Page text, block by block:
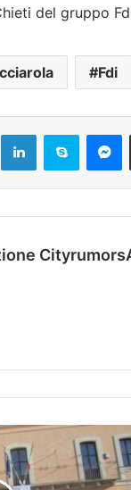
del gruppo
Fdi